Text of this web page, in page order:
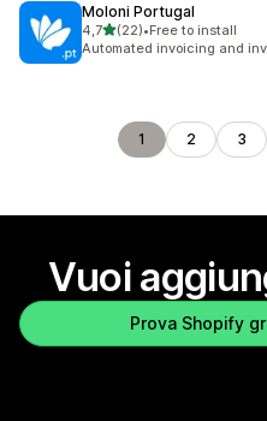
Moloni Portugal
4,7stelle su 5
(22)
22 recensioni totali
•Free to install
Automated invoicing and
1 2 3
Vuoi
Prova Shopify